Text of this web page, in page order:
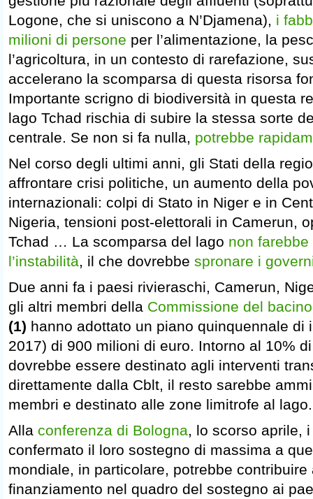
Logone, che si uniscono a N’Djamena), i
milioni di persone per l’alimentazione, la
l’agricoltura, in un contesto di rarefazione,
accelerano la scomparsa di questa risorsa
Importante scrigno di biodiversità in questa
lago Tchad rischia di subire la stessa sorte
centrale. Se non si fa nulla, potrebbe
Nel corso degli ultimi anni, gli Stati della
affrontare crisi politiche, un aumento della
internazionali: colpi di Stato in Niger e in
Nigeria, tensioni post-elettorali in Camerun,
Tchad … La scomparsa del lago non
l’instabilità, il che dovrebbe spronare i
Due anni fa i paesi rivieraschi, Camerun,
gli altri membri della Commissione del
(1) hanno adottato un piano quinquennale di
2017) di 900 milioni di euro. Intorno al 10%
dovrebbe essere destinato agli interventi
direttamente dalla Cblt, il resto sarebbe
membri e destinato alle zone limitrofe al lago.
Alla conferenza di Bologna, lo scorso aprile,
confermato il loro sostegno di massima a
mondiale, in particolare, potrebbe
finanziamento nel quadro del sostegno ai